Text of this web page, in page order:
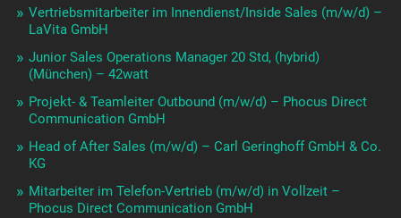
Vertriebsmitarbeiter im Innendienst/Inside Sales (m/w/d) –
LaVita GmbH
Junior Sales Operations Manager 20 Std, (hybrid)
(München) – 42watt
Projekt- & Teamleiter Outbound (m/w/d) – Phocus Direct
Communication GmbH
Head of After Sales (m/w/d) – Carl Geringhoff GmbH & Co.
KG
Mitarbeiter im Telefon-Vertrieb (m/w/d) in Vollzeit –
Phocus Direct Communication GmbH